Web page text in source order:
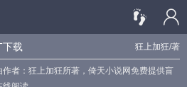
狂上加狂/著
下载
者：狂上加狂所著，倚天小说网免费提供盲